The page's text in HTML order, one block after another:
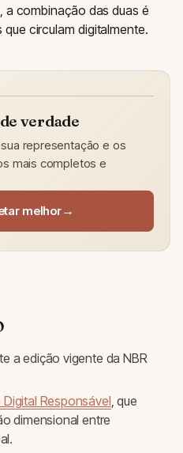
combinação das duas é
circulam digitalmente.
verdade
representação e os
mais completos e
melhor
a edição vigente da NBR
Responsável , que
dimensional entre